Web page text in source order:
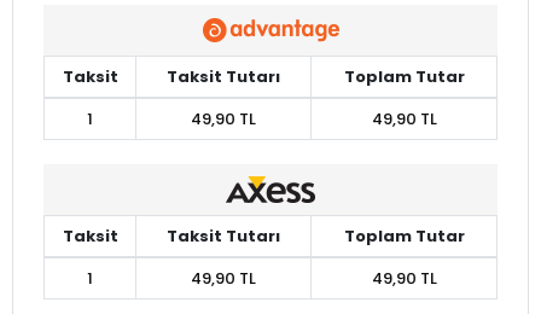
Taksit Taksit Tutarı
Toplam Tutar
1
49,90 TL 49,90 TL
Taksit Taksit Tutarı
Toplam Tutar
1
49,90 TL 49,90 TL